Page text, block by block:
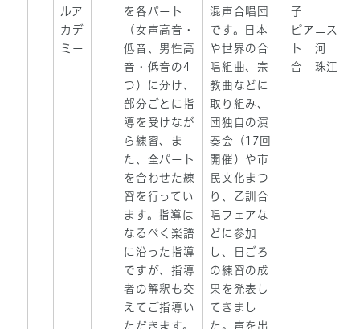
ルア
カデ
ミー
を各パート
（女声高音・
低音、男性高
音・低音の4
つ）に分け、
部分ごとに指
導を受けなが
ら練習、ま
た、全パート
を合わせた練
習を行ってい
ます。指導は
なるべく楽譜
に沿った指導
ですが、指導
者の解釈も交
えてご指導い
ただきます。
混声合唱団
です。日本
や世界の合
唱組曲、宗
教曲などに
取り組み、
団独自の演
奏会（17回
開催）や市
民文化まつ
り、乙訓合
唱フェアな
どに参加
し、日ごろ
の練習の成
果を発表し
てきまし
た。声を出
子
ピアニス
ト 河
合 珠江